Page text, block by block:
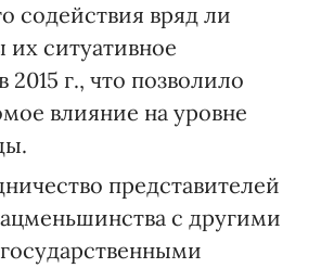
содействия вряд ли
их ситуативное
г., что позволило
влияние на уровне
представителей
с другими